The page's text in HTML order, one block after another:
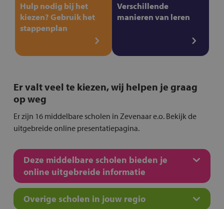
Hulp nodig bij het
kiezen? Gebruik het
stappenplan
Verschillende
manieren van leren
Er valt veel te kiezen, wij helpen je graag
op weg
Er zijn 16 middelbare scholen in Zevenaar e.o. Bekijk de
uitgebreide online presentatiepagina.
Deze middelbare scholen bieden je
online uitgebreide informatie
Overige scholen in jouw regio